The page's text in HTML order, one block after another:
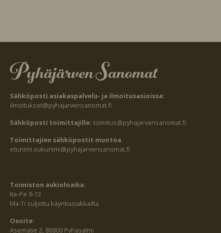
Sähköposti asiakaspalvelu- ja ilmoitusasioissa:
ilmoitukset@pyhajarvensanomat.fi
Sähköposti toimittajille: toimitus@pyhajarvensanomat.fi
Toimittajien sähköpostit muotoa
etunimi.sukunimi@pyhajarvensanomat.fi
Toimiston aukioloaika:
Ke-Pe 9-13
Ma-Ti suljettu käyntiasiakkailta
Osoite:
Asematie 2, 86800 Pyhäsalmi